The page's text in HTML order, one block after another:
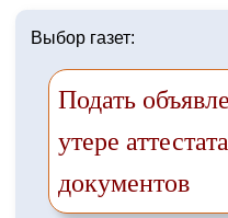
Выбор газет:
Подать
утере
документов